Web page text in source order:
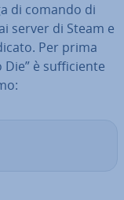
di comando di
server di Steam e
Per prima
è suf­fi­cien­te